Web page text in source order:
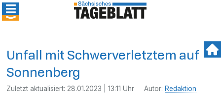
Unfall mit Schwerverletztem auf
Sonnenberg
Zuletzt aktualisiert: 28.01.2023 | 13:11 Uhr Autor: Redaktion